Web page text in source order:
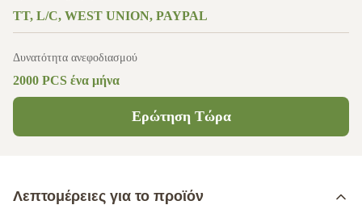
TT, L/C, WEST UNION, PAYPAL
Δυνατότητα ανεφοδιασμού
2000 PCS ένα μήνα
Ερώτηση Τώρα
Λεπτομέρειες για το προϊόν